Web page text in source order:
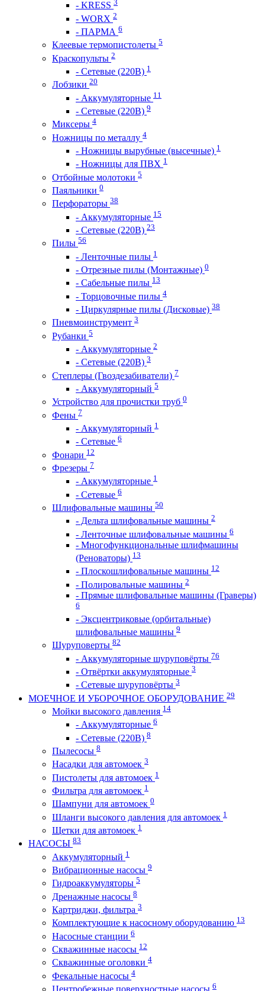
- KRESS 3
- WORX 2
- ПАРМА 6
Клеевые термопистолеты 5
Краскопульты 2
- Сетевые (220В) 1
Лобзики 20
- Аккумуляторные 11
- Сетевые (220В) 9
Миксеры 4
Ножницы по металлу 4
- Ножницы вырубные (высечные) 1
- Ножницы для ПВХ 1
Отбойные молотоки 5
Паяльники 0
Перфораторы 38
- Аккумуляторные 15
- Сетевые (220В) 23
Пилы 56
- Ленточные пилы 1
- Отрезные пилы (Монтажные) 0
- Сабельные пилы 13
- Торцовочные пилы 4
- Циркулярные пилы (Дисковые) 38
Пневмоинструмент 3
Рубанки 5
- Аккумуляторные 2
- Сетевые (220В) 3
Степлеры (Гвоздезабиватели) 7
- Аккумуляторный 5
Устройство для прочистки труб 0
Фены 7
- Аккумуляторный 1
- Сетевые 6
Фонари 12
Фрезеры 7
- Аккумуляторные 1
- Сетевые 6
Шлифовальные машины 50
- Дельта шлифовальные машины 2
- Ленточные шлифовальные машины 6
- Многофункциональные шлифмашины
(Реноваторы) 13
- Плоскошлифовальные машины 12
- Полировальные машины 2
- Прямые шлифовальные машины (Граверы)
6
- Эксцентриковые (орбитальные)
шлифовальные машины 9
Шуруповерты 82
- Аккумуляторные шуруповёрты 76
- Отвёртки аккумуляторные 3
- Сетевые шуруповёрты 3
МОЕЧНОЕ И УБОРОЧНОЕ ОБОРУДОВАНИЕ 29
Мойки высокого давления 14
- Аккумуляторные 6
- Сетевые (220В) 8
Пылесосы 8
Насадки для автомоек 3
Пистолеты для автомоек 1
Фильтра для автомоек 1
Шампуни для автомоек 0
Шланги высокого давления для автомоек 1
Щетки для автомоек 1
НАСОСЫ 83
Аккумуляторный 1
Вибрационные насосы 9
Гидроаккумуляторы 5
Дренажные насосы 8
Картриджи, фильтра 3
Комплектующие к насосному оборудованию 13
Насосные станции 6
Скважинные насосы 12
Скважинные оголовки 4
Фекальные насосы 4
Центробежные поверхностные насосы 6